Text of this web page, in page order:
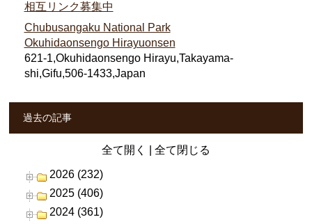
相互リンク募集中
Chubusangaku National Park
Okuhidaonsengo Hirayuonsen
621-1,Okuhidaonsengo Hirayu,Takayama-
shi,Gifu,506-1433,Japan
過去の記事
全て開く 全て閉じる
2026 (232)
2025 (406)
2024 (361)